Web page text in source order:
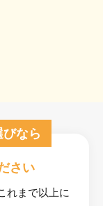
なら
さい
れまで以上に